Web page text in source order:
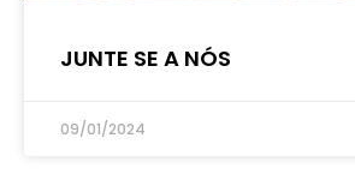
JUNTE SE A NÓS
09/01/2024